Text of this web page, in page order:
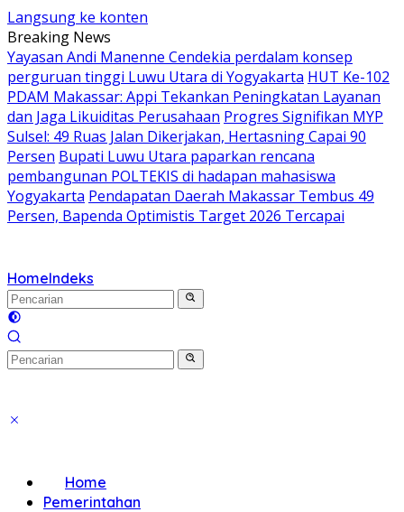
Langsung ke konten
Breaking News
Yayasan Andi Manenne Cendekia perdalam konsep
perguruan tinggi Luwu Utara di Yogyakarta HUT Ke-102
PDAM Makassar: Appi Tekankan Peningkatan Layanan
dan Jaga Likuiditas Perusahaan Progres Signifikan MYP
Sulsel: 49 Ruas Jalan Dikerjakan, Hertasning Capai 90
Persen Bupati Luwu Utara paparkan rencana
pembangunan POLTEKIS di hadapan mahasiswa
Yogyakarta Pendapatan Daerah Makassar Tembus 49
Persen, Bapenda Optimistis Target 2026 Tercapai
HomeIndeks
Home
Pemerintahan